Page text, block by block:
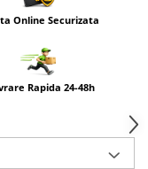
Online Securizata
Rapida 24-48h